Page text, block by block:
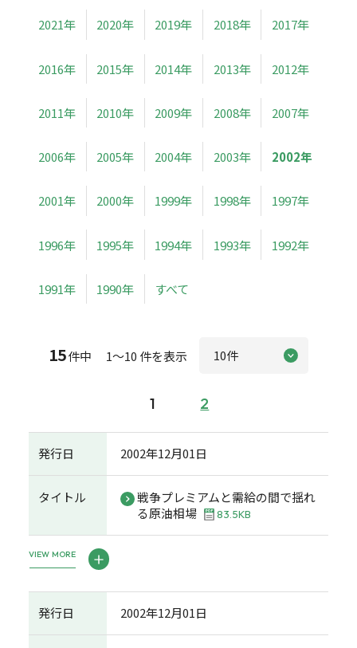
2021年 2020年 2019年 2018年 2017年
2016年 2015年 2014年 2013年 2012年
2011年 2010年 2009年 2008年 2007年
2006年 2005年 2004年 2003年 2002年
2001年 2000年 1999年 1998年 1997年
1996年 1995年 1994年 1993年 1992年
1991年 1990年 すべて
15件中 1～10 件を表示
1 2
発行日 2002年12月01日
タイトル
戦争プレミアムと需給の間で揺れ
る原油相場
83.5KB
VIEW MORE
発行日 2002年12月01日